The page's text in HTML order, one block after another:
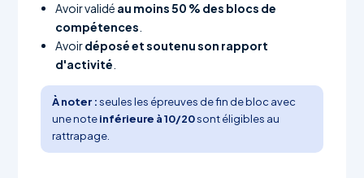
Avoir validé au moins 50 % des blocs de
compétences
Avoirdéposé et soutenu son rapport
d'activité
À noter :seules les épreuves de fin de bloc avec
une noteinférieure à 10/20sont éligibles au
rattrapage.